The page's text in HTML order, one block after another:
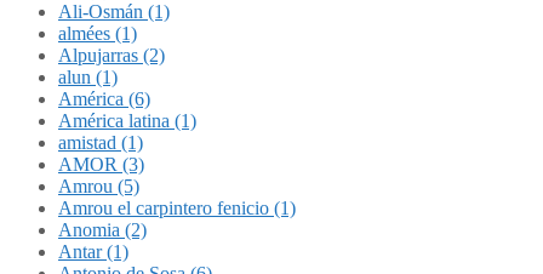
Ali-Osmán (1)
almées (1)
Alpujarras (2)
alun (1)
América (6)
América latina (1)
amistad (1)
AMOR (3)
Amrou (5)
Amrou el carpintero fenicio (1)
Anomia (2)
Antar (1)